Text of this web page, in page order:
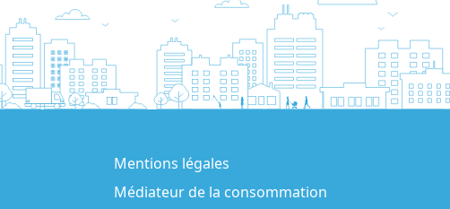
Mentions légales
Médiateur de la consommation